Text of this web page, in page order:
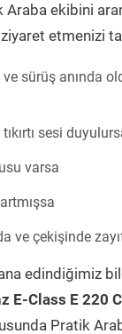
ekibini
etmenizi
sürüş anında
sesi
varsa
ve çekişinde
edindiğimiz
E-Class E 220
Pratik